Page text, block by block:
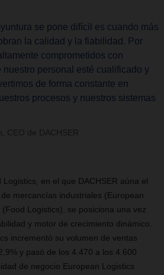
se pone difícil es cuando más
la calidad y la fiabilidad. Por
comprometidos con
nuestro personal esté cualificado y
de forma constante en
procesos y nuestros sistemas
CEO de DACHSER
en el que DACHSER aúna el
de mercancías industriales (European
Logistics), se posiciona una vez
y motor de crecimiento dinámico.
incrementó su volumen de ventas
y pasó de los 4.470 a los 4.600
de negocio European Logistics